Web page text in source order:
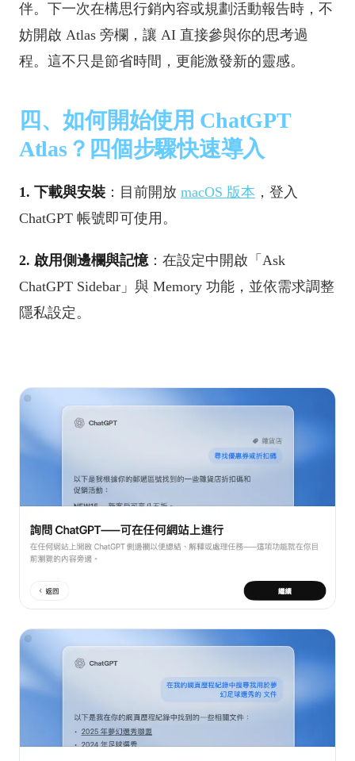
伴。下一次在構思行銷內容或規劃活動報告時，不
妨開啟 Atlas 旁欄，讓 AI 直接參與你的思考過
程。這不只是節省時間，更能激發新的靈感。
四、如何開始使用 ChatGPT
Atlas？四個步驟快速導入
1. 下載與安裝 ：目前開放 macOS 版本 ，登入
ChatGPT 帳號即可使用。
2. 啟用側邊欄與記憶：在設定中開啟「Ask
ChatGPT Sidebar」與 Memory 功能，並依需求調整
隱私設定。